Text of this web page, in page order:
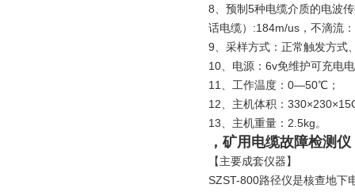
8、预制5种电缆介质的电波
话电缆）:184m/us，不滴流
9、采样方式：正常触发方式
10、电源：6v免维护可充电
11、工作温度：0—50℃；
12、主机体积：
13、主机重量：2.5kg。
，矿用电缆故障检测仪
【主要成套仪器】
SZST-800路径仪是核查地下